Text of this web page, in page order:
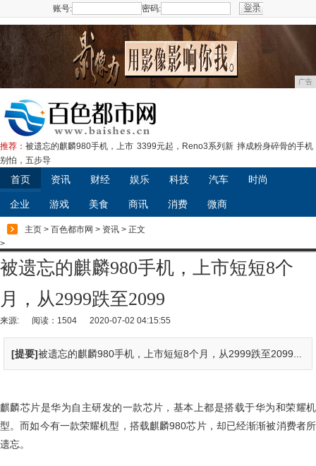
账号: 密码:
广告
推荐： ​被遗忘的麒麟980手机，上市 3399元起，Reno3系列新 摔成粉身碎骨的手机
别怕，五步导
首页 资讯 财经 娱乐 科技 汽车 时尚
企业 游戏 美食 商讯 消费 微商
主页 > 百色都市网 > 资讯 > 正文
>
​被遗忘的麒麟980手机，上市短短8个
月，从2999跌至2099
来源: 阅读：1504 2020-07-02 04:15:55
[提要]​被遗忘的麒麟980手机，上市短短8个月，从2999跌至2099...
麒麟芯片是华为自主研发的一款芯片，基本上都是搭载于华为和荣耀机
型。而如今有一款荣耀机型，搭载麒麟980芯片，却已经渐渐被消费者所
遗忘。